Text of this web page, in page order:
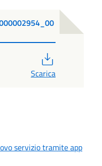
Scarica
servizio tramite app